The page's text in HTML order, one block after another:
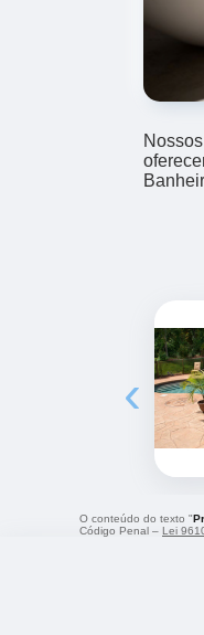
‹
O conteúdo do texto "
Código Penal – Lei